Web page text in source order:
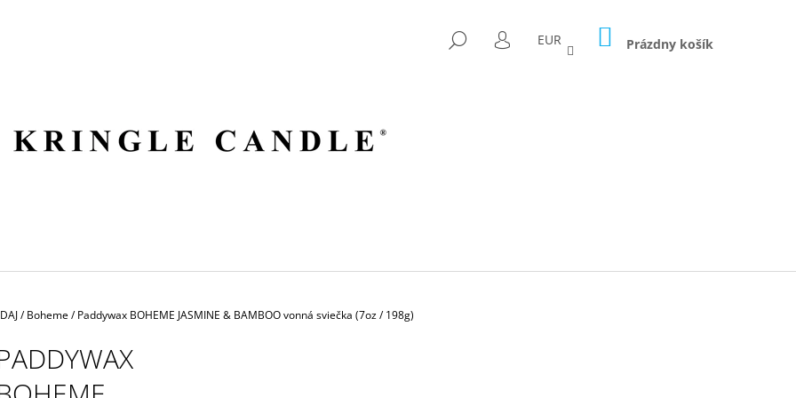
HĽADAŤ
PRIHLÁSENIE
EUR NÁKUPNÝ
KOŠÍK
Prázdny košík
/ Boheme/ Paddywax BOHEME JASMINE & BAMBOO vonná sviečka (7oz / 198g)
HERMANOS APOTHECARY